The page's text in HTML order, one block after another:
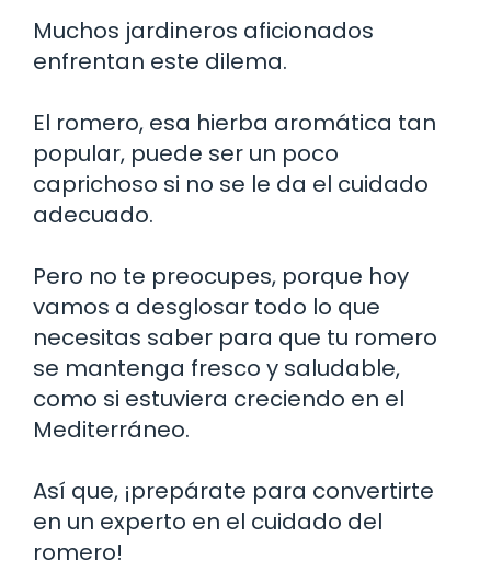
Muchos jardineros aficionados
enfrentan este dilema.
El romero, esa hierba aromática tan
popular, puede ser un poco
caprichoso si no se le da el cuidado
adecuado.
Pero no te preocupes, porque hoy
vamos a desglosar todo lo que
necesitas saber para que tu romero
se mantenga fresco y saludable,
como si estuviera creciendo en el
Mediterráneo.
Así que, ¡prepárate para convertirte
en un experto en el cuidado del
romero!